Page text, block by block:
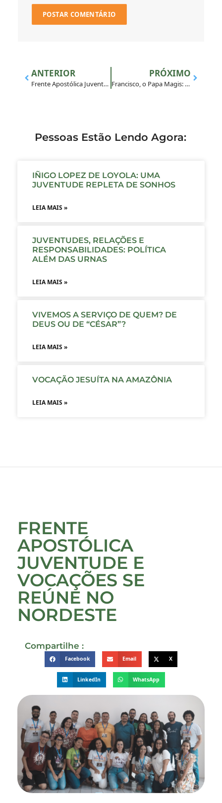
ANTERIOR
Frente Apostólica Juventude e Vocações se reúne no Nordeste
PRÓXIMO
Francisco, o Papa Magis: 10 anos de Pontificado
Pessoas Estão Lendo Agora:
IÑIGO LOPEZ DE LOYOLA: UMA
JUVENTUDE REPLETA DE SONHOS
LEIA MAIS »
JUVENTUDES, RELAÇÕES E
RESPONSABILIDADES: POLÍTICA
ALÉM DAS URNAS
LEIA MAIS »
VIVEMOS A SERVIÇO DE QUEM? DE
DEUS OU DE “CÉSAR”?
LEIA MAIS »
VOCAÇÃO JESUÍTA NA AMAZÔNIA
LEIA MAIS »
FRENTE
APOSTÓLICA
JUVENTUDE E
VOCAÇÕES SE
REÚNE NO
NORDESTE
Compartilhe :
Facebook Email X
LinkedIn WhatsApp